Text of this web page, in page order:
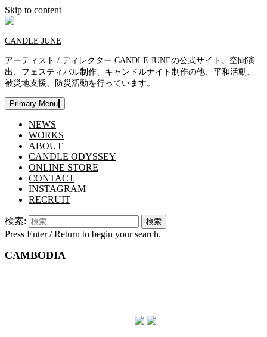
Skip to content
CANDLE JUNE
アーティスト / ディレクター CANDLE JUNEの公式サイト。空間演
出、フェスティバル制作、キャンドルナイト制作の他、平和活動、
被災地支援、防災活動を行っています。
Primary Menu
NEWS
WORKS
ABOUT
CANDLE ODYSSEY
ONLINE STORE
CONTACT
INSTAGRAM
RECRUIT
検索:
Press Enter / Return to begin your search.
CAMBODIA